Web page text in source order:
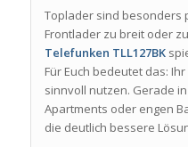
Toplader sind besonders
Frontlader zu breit oder
Telefunken TLL127BK
Für Euch bedeutet das:
sinnvoll nutzen. Gerade
Apartments oder engen
die deutlich bessere